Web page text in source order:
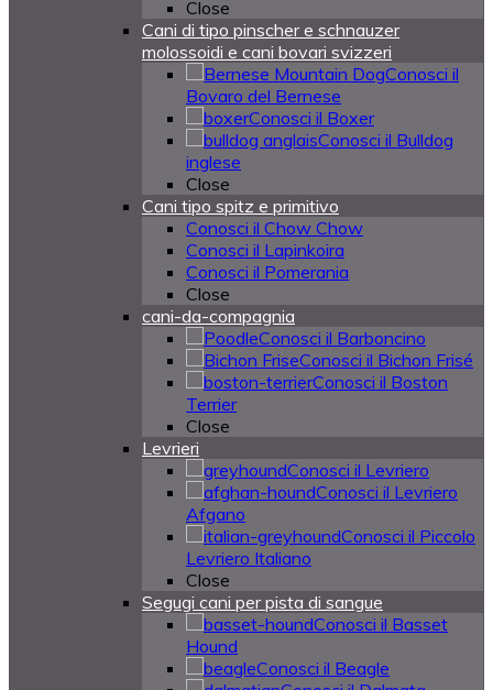
Close
Cani di tipo pinscher e schnauzer
molossoidi e cani bovari svizzeri
Conosci il
Bovaro del Bernese
Conosci il Boxer
Conosci il Bulldog
inglese
Close
Cani tipo spitz e primitivo
Conosci il Chow Chow
Conosci il Lapinkoira
Conosci il Pomerania
Close
cani-da-compagnia
Conosci il Barboncino
Conosci il Bichon Frisé
Conosci il Boston
Terrier
Close
Levrieri
Conosci il Levriero
Conosci il Levriero
Afgano
Conosci il Piccolo
Levriero Italiano
Close
Segugi cani per pista di sangue
Conosci il Basset
Hound
Conosci il Beagle